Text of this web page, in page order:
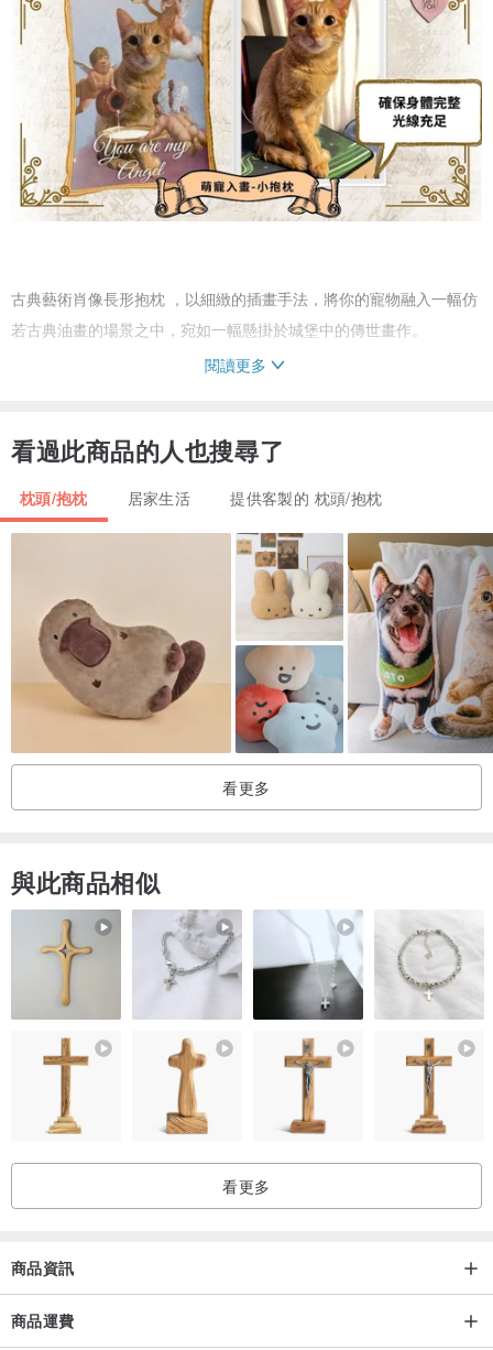
古典藝術肖像長形抱枕 ，以細緻的插畫手法，將你的寵物融入一幅仿
若古典油畫的場景之中，宛如一幅懸掛於城堡中的傳世畫作。
-默認句子 : Cat with a Pearl Earring, 寵物名字Pet Name
-製作日期約7至10個工作天
〈尺寸 Size〉
26CM X 35CM (手量尺寸或有少量誤差)
〈材質〉
材質： 高品質短絨毛面料，柔軟親膚
拉鍊： 隱形拉鍊設計，方便拆洗
〈物流Shipment〉
-全球寄運由順豐速運寄出
-由香港寄出
閱讀更多
看過此商品的人也搜尋了
枕頭/抱枕 居家生活 提供客製的 枕頭/抱枕
看更多
與此商品相似
看更多
商品資訊
商品運費